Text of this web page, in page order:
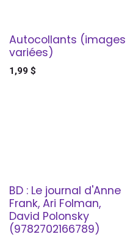
Autocollants (images
variées)
1,99 $
BD : Le journal d'Anne
Frank, Ari Folman,
David Polonsky
(9782702166789)